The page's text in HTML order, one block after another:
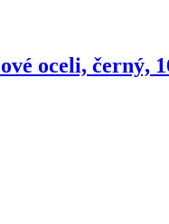
oceli, černý,